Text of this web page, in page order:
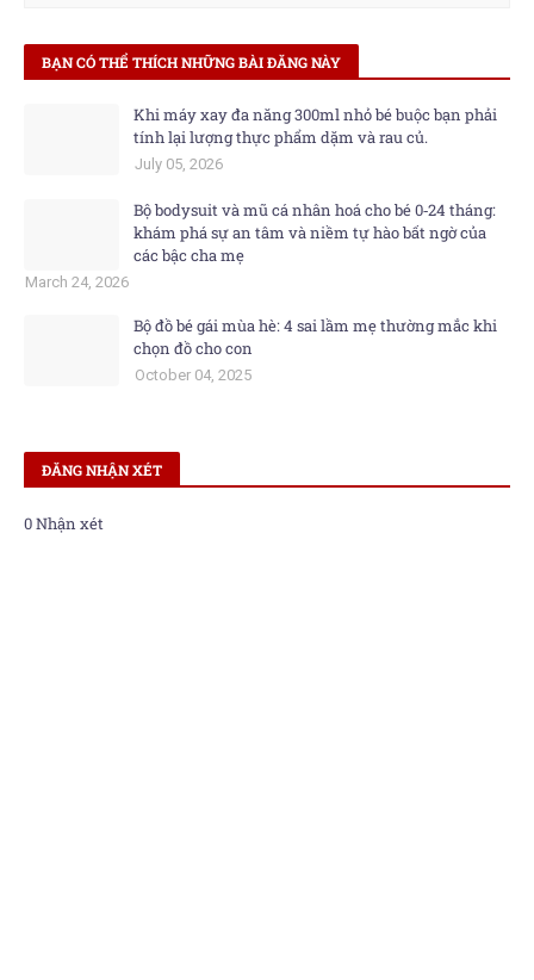
BẠN CÓ THỂ THÍCH NHỮNG BÀI ĐĂNG NÀY
Khi máy xay đa năng 300ml nhỏ bé buộc bạn phải
tính lại lượng thực phẩm dặm và rau củ.
July 05, 2026
Bộ bodysuit và mũ cá nhân hoá cho bé 0‑24 tháng:
khám phá sự an tâm và niềm tự hào bất ngờ của
các bậc cha mẹ
March 24, 2026
Bộ đồ bé gái mùa hè: 4 sai lầm mẹ thường mắc khi
chọn đồ cho con
October 04, 2025
ĐĂNG NHẬN XÉT
0 Nhận xét